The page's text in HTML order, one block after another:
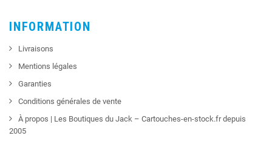
INFORMATION
Livraisons
Mentions légales
Garanties
Conditions générales de vente
À propos | Les Boutiques du Jack – Cartouches-en-stock.fr depuis
2005